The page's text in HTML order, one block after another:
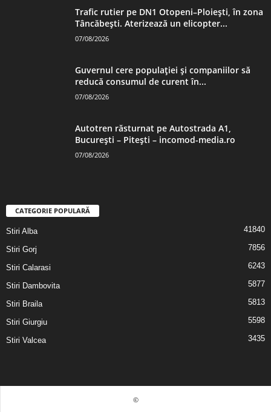
Trafic rutier pe DN1 Otopeni–Ploiești, în zona
Tâncăbești. Aterizează un elicopter...
07/08/2026
Guvernul cere populației și companiilor să
reducă consumul de curent în...
07/08/2026
Autotren răsturnat pe Autostrada A1,
București – Pitești – incomod-media.ro
07/08/2026
CATEGORIE POPULARĂ
Stiri Alba 41840
Stiri Gorj 7856
Stiri Calarasi 6243
Stiri Dambovita 5877
Stiri Braila 5813
Stiri Giurgiu 5598
Stiri Valcea 3435
©